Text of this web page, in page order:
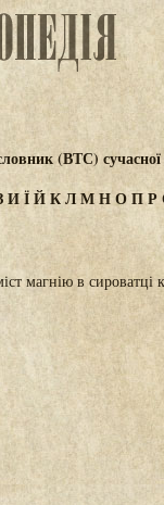
(ВТС) сучасної
ИЇЙКЛМНОПР
магнію в сироватці